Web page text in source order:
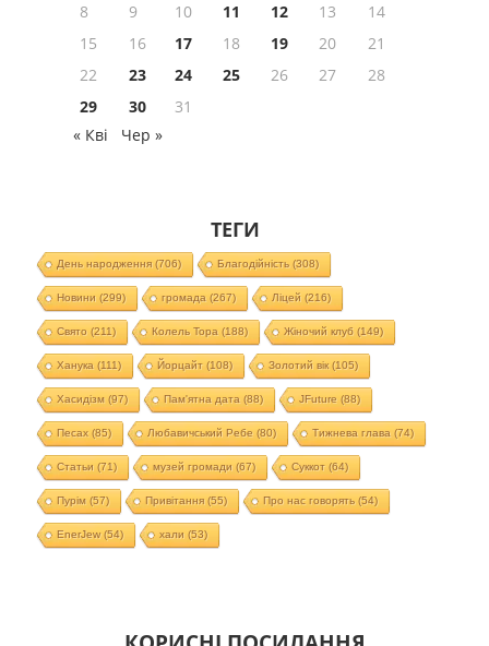
8
9 10 11 12 13
14
15
16 17 18 19 20
21
22
23 24 25 26 27
28
29
30
31
« Кві
Чер »
ТЕГИ
День народження(706) Благодійність(308)
Новини (299) громада (267) Ліцей (216)
Свято (211) Колель Тора (188) Жіночий клуб (149)
Ханука (111) Йорцайт (108) Золотий вік(105)
Хасидізм (97) Пам'ятна дата (88) JFuture (88)
Песах(85) Любавичський Ребе (80) Тижнева глава (74)
Статьи (71) музей громади (67) Суккот (64)
Пурім (57) Привітання(55) Про нас говорять(54)
EnerJew(54) хали (53)